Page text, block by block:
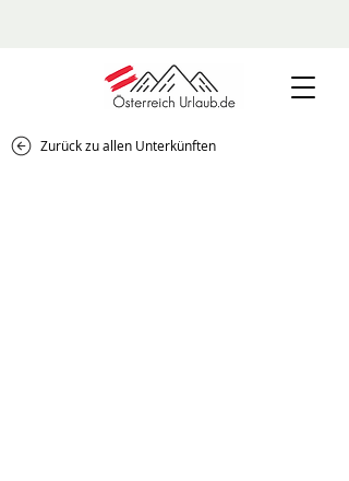
Zurück zu allen Unterkünften